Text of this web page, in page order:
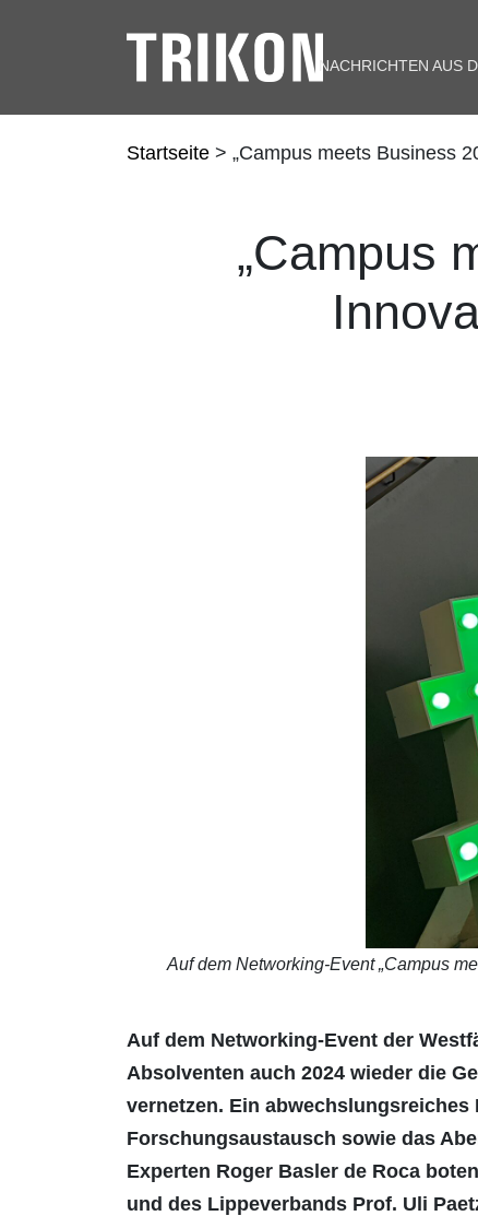
NACHRICHTEN AUS
Startseite > „Campus meets Business
„Campus
Auf dem Networking-Event „Campus
Auf dem Networking-Event der
Absolventen auch 2024 wieder die
vernetzen. Ein abwechslungsreiches
Forschungsaustausch sowie das
Experten Roger Basler de Roca
und des Lippeverbands Prof. Uli